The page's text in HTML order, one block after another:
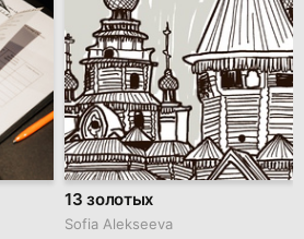
13 золотых
Sofia Alekseeva